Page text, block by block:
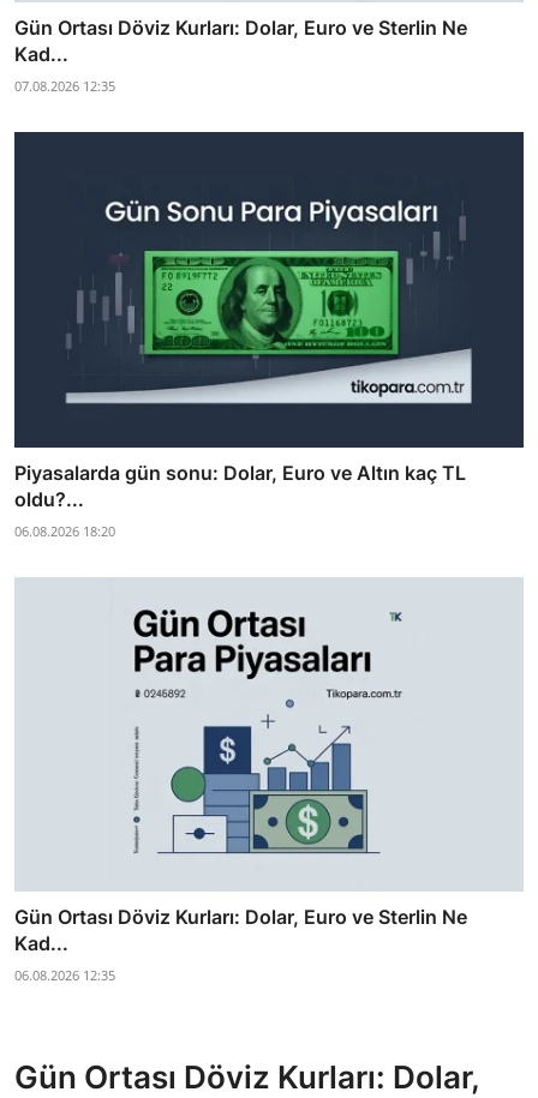
Gün Ortası Döviz Kurları: Dolar, Euro ve Sterlin Ne
Kad...
07.08.2026 12:35
Piyasalarda gün sonu: Dolar, Euro ve Altın kaç TL
oldu?...
06.08.2026 18:20
Gün Ortası Döviz Kurları: Dolar, Euro ve Sterlin Ne
Kad...
06.08.2026 12:35
Gün Ortası Döviz Kurları: Dolar,